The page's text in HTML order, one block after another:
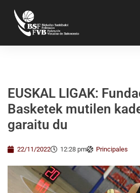
EUSKAL LIGAK:
Basketek mutilen
garaitu du
22/11/2022 12:28 pm Principales